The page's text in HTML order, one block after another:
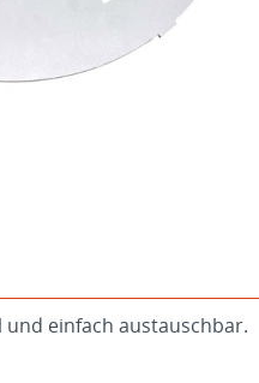
und einfach austauschbar.